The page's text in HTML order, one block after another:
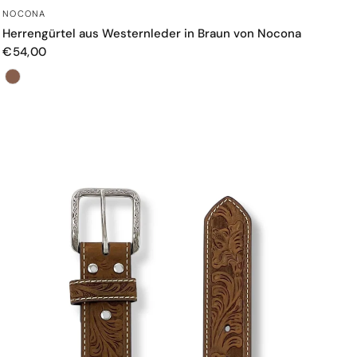
NOCONA
Herrengürtel aus Westernleder in Braun von Nocona
€54,00
Farbe